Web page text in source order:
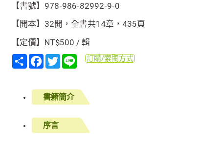
【書號】978-986-82992-9-0
【開本】32開，全書共14章，435頁
【定價】NT$500 / 輯
分
享
Facebook
TwitterLine訂購/索閱方式
書籍簡介
序言